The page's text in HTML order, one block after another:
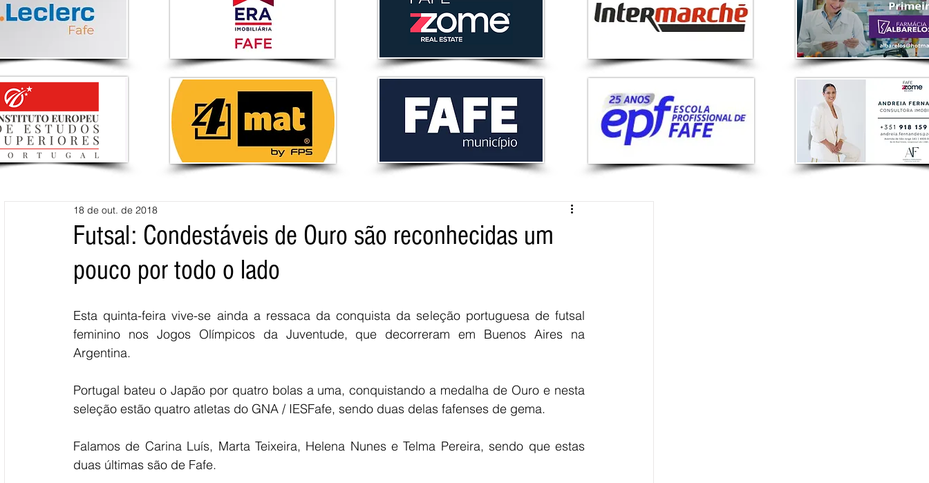
Futsal: Condestáveis de Ouro são reconhecidas um
pouco por todo o lado
18 de out. de 2018
Esta quinta-feira vive-se ainda a ressaca da conquista da seleção portuguesa de futsal
feminino nos Jogos Olímpicos da Juventude, que decorreram em Buenos Aires na
Argentina.
Portugal bateu o Japão por quatro bolas a uma, conquistando a medalha de Ouro e nesta
seleção estão quatro atletas do GNA / IESFafe, sendo duas delas fafenses de gema.
Falamos de Carina Luís, Marta Teixeira, Helena Nunes e Telma Pereira, sendo que estas
duas últimas são de Fafe.